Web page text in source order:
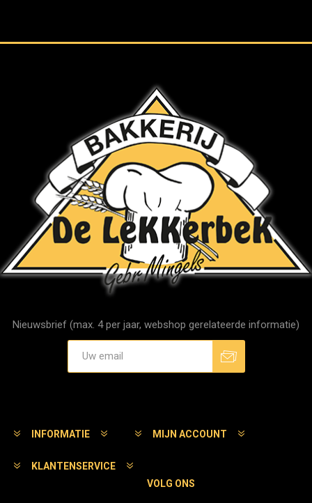
Nieuwsbrief (max. 4 per jaar, webshop gerelateerde informatie)
INFORMATIE MIJN ACCOUNT
KLANTENSERVICE
VOLG ONS